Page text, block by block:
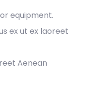
equipment.
ex ut ex laoreet
Aenean